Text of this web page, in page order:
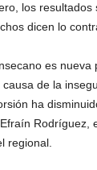
los
dicen lo
es nueva
de la
ha
Rodríguez,
regional.